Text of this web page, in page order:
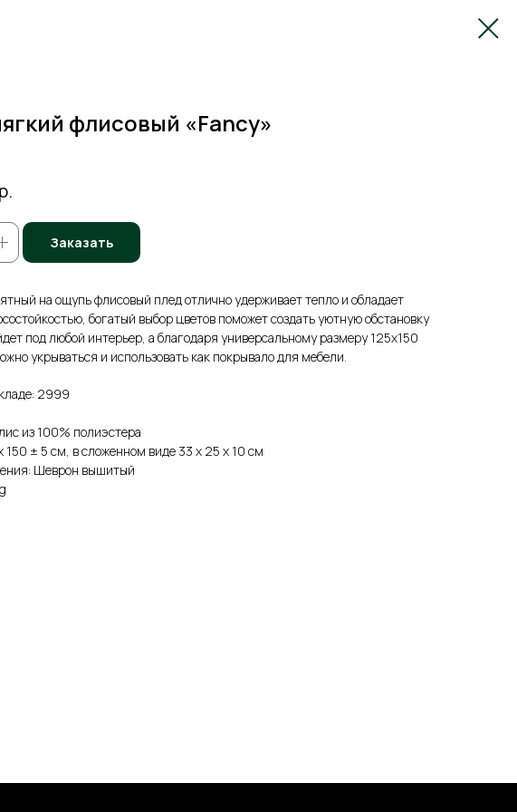
флисовый «Fancy»
р.
Заказать
на ощупь флисовый плед отлично удерживает тепло и обладает
богатый выбор цветов поможет создать уютную обстановку
под любой интерьер, а благодаря универсальному размеру 125х150
укрываться и использовать как покрывало для мебели.
2999
из 100% полиэстера
150 ± 5 см, в сложенном виде 33 х 25 х 10 см
Шеврон вышитый